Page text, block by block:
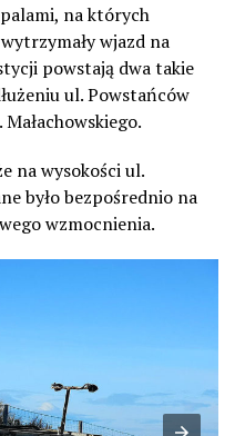
na których
wjazd na
powstają dwa takie
ul. Powstańców
na wysokości ul.
było bezpośrednio na
wzmocnienia.